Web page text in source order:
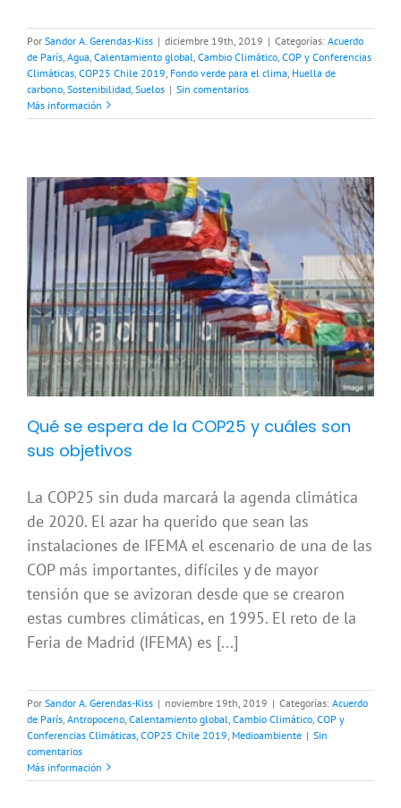
Por Sandor A. Gerendas-Kiss | diciembre 19th, 2019 | Categorías: Acuerdo
de París Agua Calentamiento global Cambio Climático COP y Conferencias
Climáticas COP25 Chile 2019 Fondo verde para el clima Huella de
carbono Sostenibilidad Suelos | Sin comentarios
Más información
Qué se espera de la COP25 y cuáles son
sus objetivos
La COP25 sin duda marcará la agenda climática
de 2020. El azar ha querido que sean las
instalaciones de IFEMA el escenario de una de las
COP más importantes, difíciles y de mayor
tensión que se avizoran desde que se crearon
estas cumbres climáticas, en 1995. El reto de la
Feria de Madrid (IFEMA) es [...]
Por Sandor A. Gerendas-Kiss | noviembre 19th, 2019 | Categorías: Acuerdo
de París Antropoceno Calentamiento global Cambio Climático COP y
Conferencias Climáticas COP25 Chile 2019 Medioambiente | Sin
comentarios
Más información